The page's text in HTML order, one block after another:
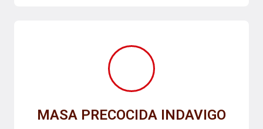
MASA PRECOCIDA INDAVIGO